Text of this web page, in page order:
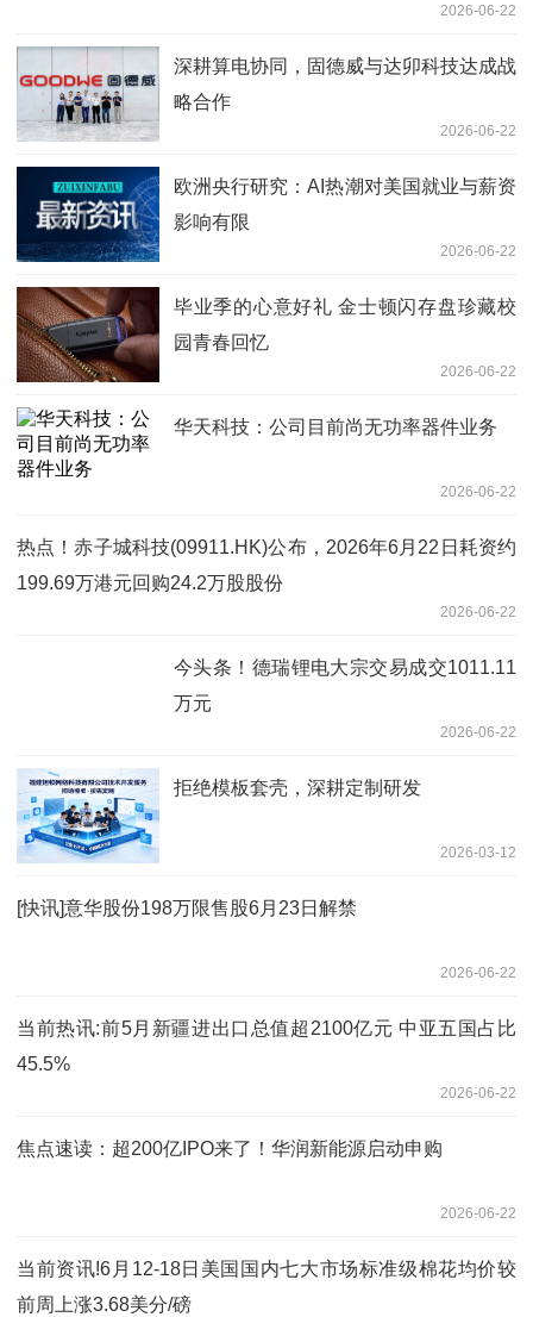
2026-06-22
深耕算电协同，固德威与达卯科技达成战
略合作
2026-06-22
欧洲央行研究：AI热潮对美国就业与薪资
影响有限
2026-06-22
毕业季的心意好礼 金士顿闪存盘珍藏校
园青春回忆
2026-06-22
华天科技：公司目前尚无功率器件业务
2026-06-22
热点！赤子城科技(09911.HK)公布，2026年6月22日耗资约
199.69万港元回购24.2万股股份
2026-06-22
今头条！德瑞锂电大宗交易成交1011.11
万元
2026-06-22
拒绝模板套壳，深耕定制研发
2026-03-12
[快讯]意华股份198万限售股6月23日解禁
2026-06-22
当前热讯:前5月新疆进出口总值超2100亿元 中亚五国占比
45.5%
2026-06-22
焦点速读：超200亿IPO来了！华润新能源启动申购
2026-06-22
当前资讯!6月12-18日美国国内七大市场标准级棉花均价较
前周上涨3.68美分/磅